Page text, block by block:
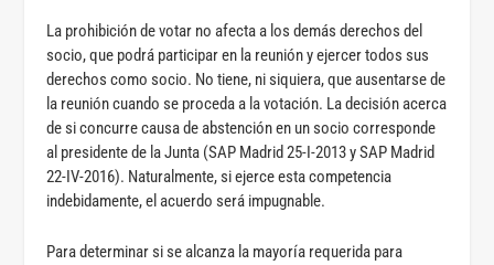
La prohibición de votar no afecta a los demás derechos del
socio, que podrá participar en la reunión y ejercer todos sus
derechos como socio. No tiene, ni siquiera, que ausentarse de
la reunión cuando se proceda a la votación. La decisión acerca
de si concurre causa de abstención en un socio corresponde
al presidente de la Junta (SAP Madrid 25-I-2013 y SAP Madrid
22-IV-2016). Naturalmente, si ejerce esta competencia
indebidamente, el acuerdo será impugnable.
Para determinar si se alcanza la mayoría requerida para